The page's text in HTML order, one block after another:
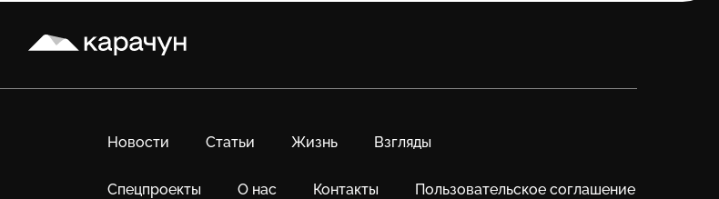
Карачун
Новости Статьи Жизнь Взгляды
Спецпроекты О нас Контакты Пользовательское соглашение